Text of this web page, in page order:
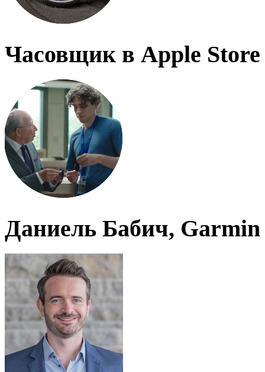
Часовщик в Apple Store
Даниель Бабич, Garmin